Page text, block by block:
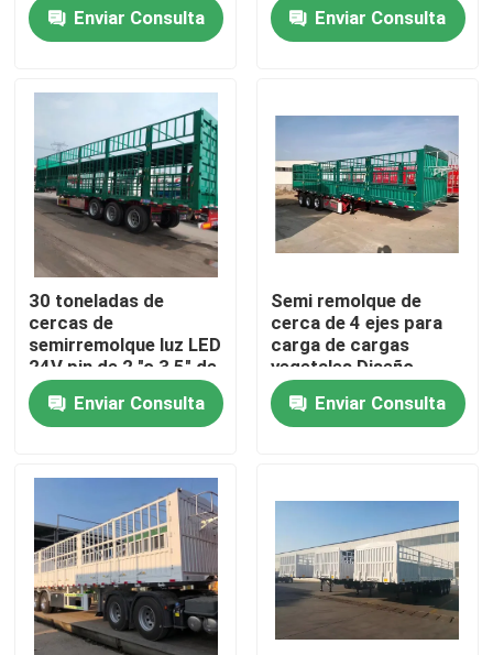
Hogar
Vídeos
Sobre nosotros
Viaje de la fábrica
Control de calidad
Contacto los E.E.U.U.
Pida una cita
Camiones Volquetes Usados
Tipper Trucks usada
mecánicaEnviar Consulta
Enviar Consulta
30 toneladas de
cercas de
semirremolque luz LED
24V pin de 2 "o 3,5" de
hoja de primavera
90mm * 13mm * 10
capa
Enviar Consulta
Semi remolque de
cerca de 4 ejes para
carga de cargas
vegetales Diseño
personalizado
Enviar Consulta